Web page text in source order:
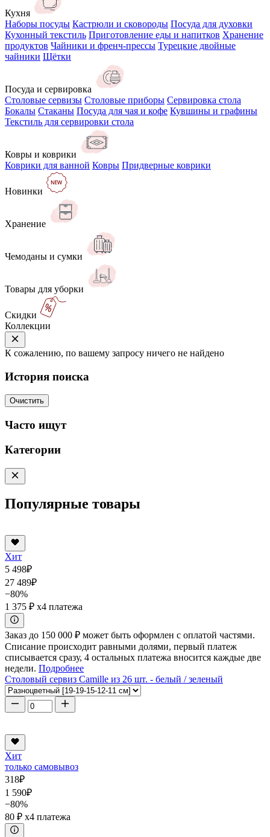
Кухня
Наборы посуды Кастрюли и сковороды Посуда для духовки
Кухонный текстиль Приготовление еды и напитков Хранение
продуктов Чайники и френч-прессы Турецкие двойные
чайники Щётки
Посуда и сервировка
Столовые сервизы Столовые приборы Сервировка стола
Бокалы Стаканы Посуда для чая и кофе Кувшины и графины
Текстиль для сервировки стола
Ковры и коврики
Коврики для ванной Ковры Придверные коврики
Новинки
Хранение
Чемоданы и сумки
Товары для уборки
Скидки
Коллекции
К сожалению, по вашему запросу ничего не найдено
История поиска
Очистить
Часто ищут
Категории
Популярные товары
Хит
5 498₽
27 489₽
−80%
1 375 ₽ x4 платежа
Заказ до 150 000 ₽ может быть оформлен с оплатой частями.
Списание происходит равными долями, первый платеж
списывается сразу, 4 остальных платежа вносится каждые две
недели. Подробнее
Столовый сервиз Camille из 26 шт. - белый / зеленый
Хит
только самовывоз
318₽
1 590₽
−80%
80 ₽ x4 платежа